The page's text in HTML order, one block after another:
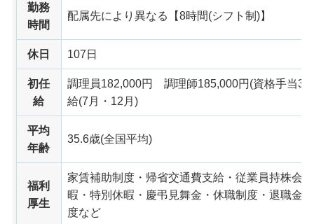
勤務
時間
配属先により異なる【8時間(シフト制)】
休日 107日
初任
給
調理員182,000円 調理師185,000円(資格手当
給(7月・12月)
平均
年齢
35.6歳(全国平均)
福利
厚生
家賃補助制度・帰省交通費支給・従業員持株会
暇・特別休暇・慶弔見舞金・休職制度・退職金(
度など